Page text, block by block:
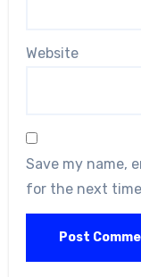
Website
Save my name,
for the next